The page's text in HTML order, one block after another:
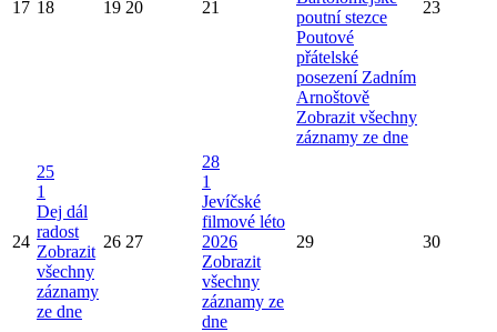
17 18 19 20 21
poutní stezce
Poutové
přátelské
posezení Zadním
Arnoštově
Zobrazit všechny
záznamy ze dne
23
24
25
1
Dej dál
radost
Zobrazit
všechny
záznamy
ze dne
26 27
28
1
Jevíčské
filmové léto
2026
Zobrazit
všechny
záznamy ze
dne
29 30